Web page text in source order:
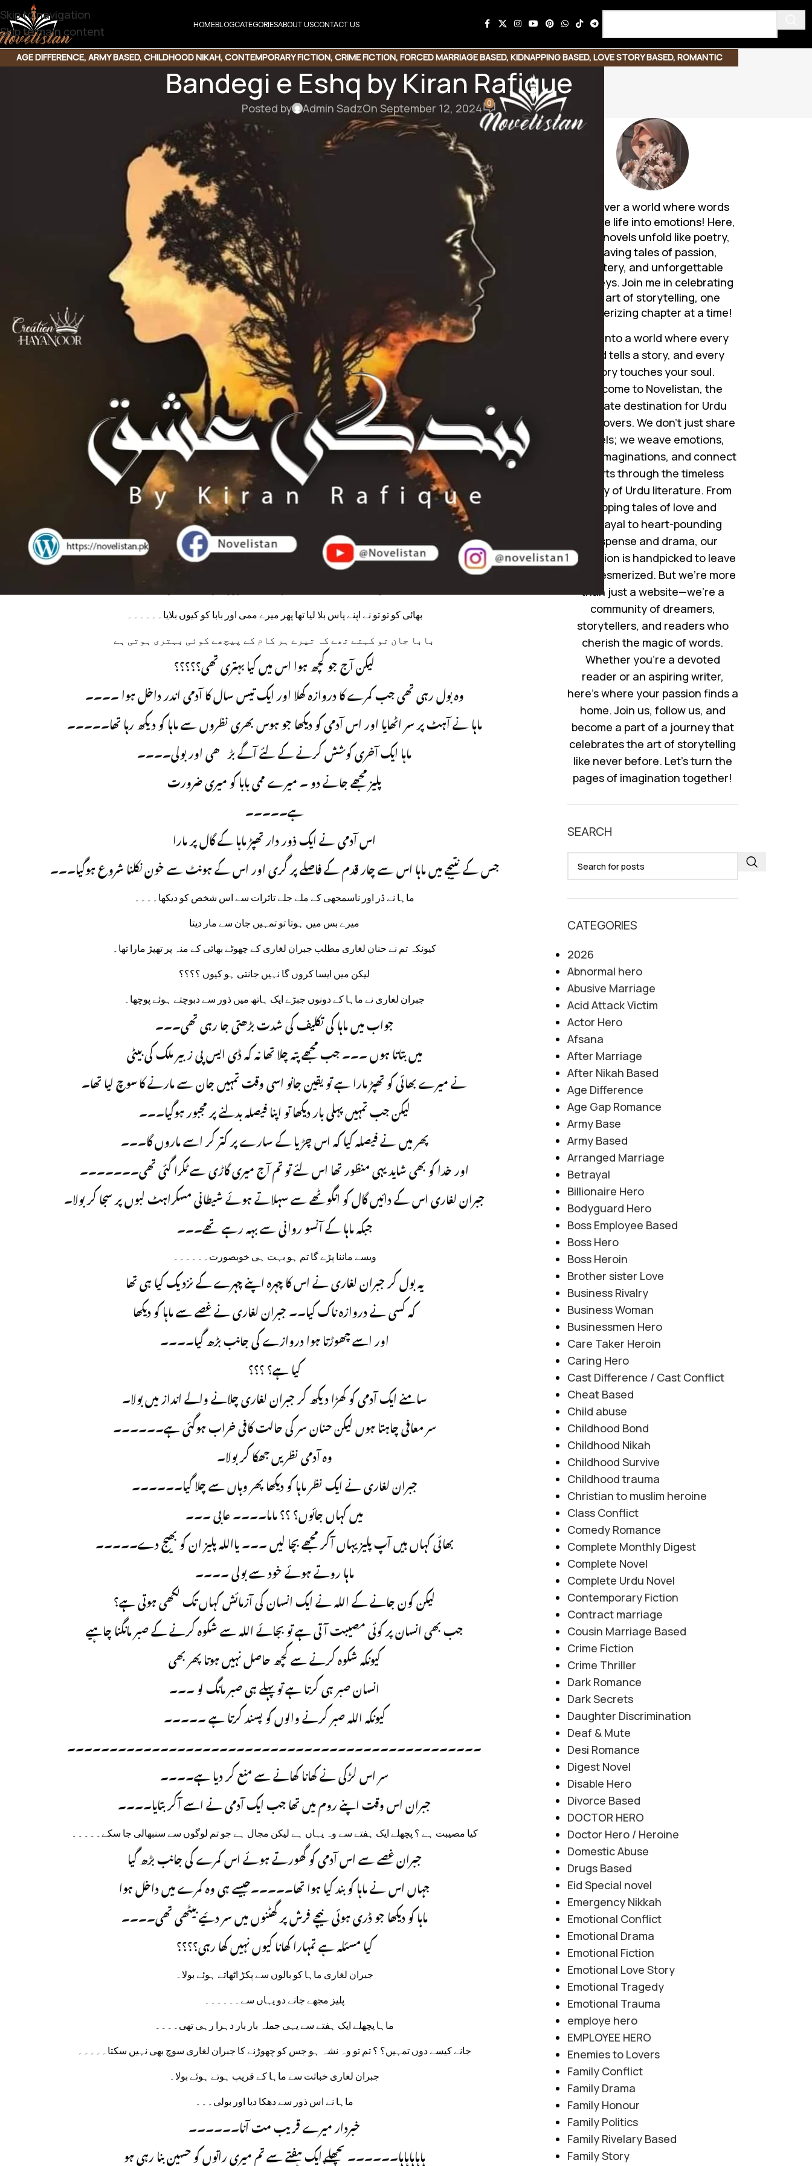
Skip to navigation
Skip to main content
HOMEBLOGCATEGORIESABOUT USCONTACT US
AGE DIFFERENCE, ARMY BASED, CHILDHOOD NIKAH, CONTEMPORARY FICTION, CRIME FICTION, FORCED MARRIAGE BASED, KIDNAPPING BASED, LOVE STORY BASED, ROMANTIC
FICTION
ROMANTIC URDU NOVEL
Bandegi e Eshq by Kiran Rafique
Posted by Admin SadzOn September 12, 2024 0
Bandegi e Eshq by Kiran Rafique
Genre: Army Based | Secret Agent Based | Confident Heroine | Forced Marriage | Kidnapping Based | Multi
Couples | Romantic Urdu Novel with Happy Ending
Click the link below to download the Novel
Bandegi e Eshq by Kiran Rafique
جیسے ہی اسے ہوش آیا اس نے خود کو ایک کمرے کے بیڈ پر لیٹے پایا۔۔۔۔
میں کہاں ہوں؟
ماہا اپنا سر اپنے دونوں ہاتھوں میں تھامتے ہوئے خود سے بولی۔
جیسے ہی اس کے حواس بحال ہوئے اسے زبیر اور ایمان پھر سے یاد آگئے۔۔
وہ جلدی سے بیڈ سے اٹھی
اور دروازے کی طرف بڑھی جو کہ لاک تھا۔
ماہا نے ذور ذور سے دروازہ کھٹکھٹانا شروع کر دیا اور روتے ہوئے بولی۔
کوئی ہے ؟ پلیز دروازہ کھولو مجھے میری ممی اور میرے بابا جان کے پاس جانا ہے ۔۔۔۔ پلیز اوپن دا ڈور۔۔۔۔۔
کافی دیر کھٹکھٹانے کے بعد بھی جب در وازہ نہ کھلا
تو ماہا کمرے میں موجود صوفے پر بیٹھ گئی اور اللہ سے شکوہ کرنے لگی۔
یااللہ تو نے کیوں میرے بابا اور ممی کہ ساتھ یہ کیا؟
بھائی کو تو تو نے اپنے پاس بلا لیا تھا پھر میرے ممی اور بابا کو کیوں بلایا۔۔۔۔۔۔
بابا جان تو کہتے تھے کہ تیرے ہر کام کے پیچھے کوئی بہتری ہوتی ہے
لیکن آج جو کچھ ہوا اس میں کیا بہتری تھی؟؟؟؟؟
وہ بول رہی تھی جب کمرے کا دروازہ کھلا اور ایک تیس سال کا آدمی اندر داخل ہوا ۔۔۔۔
ماہا نے آہٹ پر سر اٹھایا اور اس آدمی کو دیکھا جو ہوس بھری نظروں سے ماہا کو دیکھ رہا تھا۔۔۔۔۔
ماہا ایک آخری کوشش کرنے کے لئے آگے بڑھی اور بولی۔۔۔۔
پلیز مجھے جانے دو ۔ میرے ممی بابا کو میری ضرورت
ہے۔۔۔۔۔
اس آدمی نے ایک ذور دار تھپڑ ماہا کے گال پر مارا
جس کے نتیجے میں ماہا اس سے چار قدم کے فاصلے پر گری اور اس کے ہونٹ سے خون نکلنا شروع ہوگیا۔۔۔
ماہا نے ڈر اور ناسمجھی کے ملے جلے تاثرات سے اس شخص کو دیکھا۔۔۔۔
میرے بس میں ہوتا تو تمہیں جان سے مار دیتا
کیونکہ تم نے حنان لغاری مطلب جبران لغاری کے چھوٹے بھائی کے منہ پر تھپڑ مارا تھا۔
لیکن میں ایسا کروں گا نہیں جانتی ہو کیوں ؟؟؟؟
جبران لغاری نے ماہا کے دونوں جبڑے ایک ہاتھ میں ذور سے دبوچتے ہوئے پوچھا۔
جواب میں ماہا کی تکلیف کی شدت بڑھتی جا رہی تھی۔۔۔
میں بتاتا ہوں ۔۔۔ جب مجھے پتہ چلا تھا نہ کہ ڈی ایس پی زبیر ملک کی بیٹی
نے میرے بھائی کو تھپڑ مارا ہے تو یقین جانو اسی وقت تمہیں جان سے مارنے کا سوچ لیا تھا۔
لیکن جب تمہیں پہلی بار دیکھا تو اپنا فیصلہ بدلنے پر مجبور ہوگیا۔۔۔
پھر میں نے فیصلہ کیا کہ اس چڑیا کے سارے پر کتر کر اسے ماروں گا۔۔۔
اور خدا کو بھی شاید یہی منظور تھا اس لئے تو تم آج میری گاڑی سے ٹکرا گئی تھی۔۔۔۔۔۔۔
جبران لغاری اس کے دائیں گال کو انگوٹھے سے سہلاتے ہوئے شیطانی مسکراہٹ لبوں پر سجا کر بولا۔
جبکہ ماہا کے آنسو روانی سے بہہ رہے تھے۔۔۔
ویسے ماننا پڑے گا تم ہو بہت ہی خوبصورت۔۔۔۔۔۔
یہ بول کر جبران لغاری نے اس کا چہرہ اپنے چہرے کے نزدیک کیا ہی تھا
کہ کسی نے دروازہ ناک کیا۔۔ جبران لغاری نے غصے سے ماہا کو دیکھا
اور اسے چھوڑتا ہوا دروازے کی جانب بڑھ گیا۔۔۔۔
کیا ہے؟ ؟؟؟
سامنے ایک آدمی کو کھڑا دیکھ کر جبران لغاری چلانے والے انداز میں بولا۔
سر معافی چاہتا ہوں لیکن حنان سر کی حالت کافی خراب ہوگئی ہے۔۔۔۔۔۔
وہ آدمی نظریں جھکا کر بولا۔
جبران لغاری نے ایک نظر ماہا کو دیکھا پھر وہاں سے چلا گیا۔۔۔۔۔۔
میں کہاں جائوں؟ ؟؟ ماما۔۔۔۔ عابی ۔۔۔
بھائی کہاں ہیں آپ پلیز یہاں آکر مجھے بچا لیں ۔۔۔ یااللہ پلیز ان کو بھیج دے۔۔۔۔۔
ماہا روتے ہوئے خود سے بولی ۔۔۔۔
لیکن کون جانے کے اللہ نے ایک انسان کی آزمائش کہاں تک لکھی ہوتی ہے؟
جب بھی انسان پر کوئی مصیبت آتی ہے تو بجائے اللہ سے شکوہ کرنے کے صبر مانگنا چاہیے
کیونکہ شکوہ کرنے سے کچھ حاصل نہیں ہوتا پھر بھی
انسان صبر ہی کرتا ہے تو پہلے ہی صبر مانگ لو ۔۔۔
کیونکہ اللہ صبر کرنے والوں کو پسند کرتا ہے ۔۔۔۔۔
۔۔۔۔۔۔۔۔۔۔۔۔۔۔۔۔۔۔۔۔۔۔۔۔۔۔۔۔۔۔۔۔۔۔۔۔۔۔۔۔۔۔۔۔۔۔۔۔۔
سر اس لڑکی نے کھانا کھانے سے منع کر دیا ہے۔۔۔۔
جبران اس وقت اپنے روم میں تھا جب ایک آدمی نے اسے آکر بتایا۔۔۔۔
کیا مصیبت ہے ؟ پچھلے ایک ہفتے سے وہ یہاں ہے لیکن مجال ہے جو تم لوگوں سے سنبھالی جا سکے۔۔۔۔۔
جبران غصے سے اس آدمی کو گھورتے ہوئے اس کمرے کی جانب بڑھ گیا
جہاں اس نے ماہا کو بند کیا ہوا تھا۔۔۔۔۔جیسے ہی وہ کمرے میں داخل ہوا
ماہا کو دیکھا جو ڈری ہوئی نیچے فرش پر گھٹنوں میں سر دئیے بیٹھی تھی۔۔۔۔
کیا مسئلہ ہے تمہارا کھانا کیوں نہیں کھا رہی؟؟؟؟
جبران لغاری ماہا کو بالوں سے پکڑ اٹھاتے ہوئے بولا۔
پلیز مجھے جانے دو یہاں سے۔۔۔۔۔۔
ماہا پچھلے ایک ہفتے سے یہی جملہ بار بار دہرا رہی تھی۔۔۔۔
جانے کیسے دوں تمہیں؟ ؟ تم تو وہ نشہ ہو جس کو چھوڑنے کا جبران لغاری سوچ بھی نہیں سکتا۔۔۔۔۔
جبران لغاری خباثت سے ماہا کے قریب ہوتے ہوئے بولا۔
ماہا نے اس ذور سے دھکا دیا اور بولی۔۔۔
خبردار میرے قریب مت آنا۔۔۔۔۔۔
ہاہاہاہاہا۔۔۔۔۔۔ پچھلے ایک ہفتے سے تم میری راتوں کو حسین بنا رہی ہو
Discover a world where words
breathe life into emotions! Here,
Urdu novels unfold like poetry,
weaving tales of passion,
mystery, and unforgettable
journeys. Join me in celebrating
the art of storytelling, one
mesmerizing chapter at a time!
Step into a world where every
word tells a story, and every
story touches your soul.
Welcome to Novelistan, the
ultimate destination for Urdu
novel lovers. We don’t just share
novels; we weave emotions,
ignite imaginations, and connect
hearts through the timeless
beauty of Urdu literature. From
gripping tales of love and
betrayal to heart-pounding
suspense and drama, our
collection is handpicked to leave
you mesmerized. But we’re more
than just a website—we’re a
community of dreamers,
storytellers, and readers who
cherish the magic of words.
Whether you’re a devoted
reader or an aspiring writer,
here’s where your passion finds a
home. Join us, follow us, and
become a part of a journey that
celebrates the art of storytelling
like never before. Let’s turn the
pages of imagination together!
SEARCH
CATEGORIES
2026
Abnormal hero
Abusive Marriage
Acid Attack Victim
Actor Hero
Afsana
After Marriage
After Nikah Based
Age Difference
Age Gap Romance
Army Base
Army Based
Arranged Marriage
Betrayal
Billionaire Hero
Bodyguard Hero
Boss Employee Based
Boss Hero
Boss Heroin
Brother sister Love
Business Rivalry
Business Woman
Businessmen Hero
Care Taker Heroin
Caring Hero
Cast Difference / Cast Conflict
Cheat Based
Child abuse
Childhood Bond
Childhood Nikah
Childhood Survive
Childhood trauma
Christian to muslim heroine
Class Conflict
Comedy Romance
Complete Monthly Digest
Complete Novel
Complete Urdu Novel
Contemporary Fiction
Contract marriage
Cousin Marriage Based
Crime Fiction
Crime Thriller
Dark Romance
Dark Secrets
Daughter Discrimination
Deaf & Mute
Desi Romance
Digest Novel
Disable Hero
Divorce Based
DOCTOR HERO
Doctor Hero / Heroine
Domestic Abuse
Drugs Based
Eid Special novel
Emergency Nikkah
Emotional Conflict
Emotional Drama
Emotional Fiction
Emotional Love Story
Emotional Tragedy
Emotional Trauma
employe hero
EMPLOYEE HERO
Enemies to Lovers
Family Conflict
Family Drama
Family Honour
Family Politics
Family Rivelary Based
Family Story